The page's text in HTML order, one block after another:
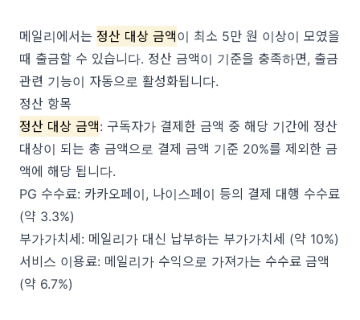
메일리에서는 정산 대상 금액이 최소 5만 원 이상이 모였을
때 출금할 수 있습니다. 정산 금액이 기준을 충족하면, 출금
관련 기능이 자동으로 활성화됩니다.
정산 항목
정산 대상 금액: 구독자가 결제한 금액 중 해당 기간에 정산
대상이 되는 총 금액으로 결제 금액 기준 20%를 제외한 금
액에 해당 됩니다.
PG 수수료: 카카오페이, 나이스페이 등의 결제 대행 수수료
(약 3.3%)
부가가치세: 메일리가 대신 납부하는 부가가치세 (약 10%)
서비스 이용료: 메일리가 수익으로 가져가는 수수료 금액
(약 6.7%)